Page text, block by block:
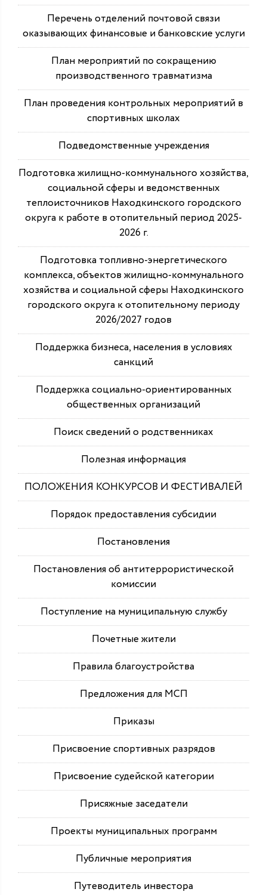
Перечень отделений почтовой связи
оказывающих финансовые и банковские услуги
План мероприятий по сокращению
производственного травматизма
План проведения контрольных мероприятий в
спортивных школах
Подведомственные учреждения
Подготовка жилищно-коммунального хозяйства,
социальной сферы и ведомственных
теплоисточников Находкинского городского
округа к работе в отопительный период 2025-
2026 г.
Подготовка топливно-энергетического
комплекса, объектов жилищно-коммунального
хозяйства и социальной сферы Находкинского
городского округа к отопительному периоду
2026/2027 годов
Поддержка бизнеса, населения в условиях
санкций
Поддержка социально-ориентированных
общественных организаций
Поиск сведений о родственниках
Полезная информация
ПОЛОЖЕНИЯ КОНКУРСОВ И ФЕСТИВАЛЕЙ
Порядок предоставления субсидии
Постановления
Постановления об антитеррористической
комиссии
Поступление на муниципальную службу
Почетные жители
Правила благоустройства
Предложения для МСП
Приказы
Присвоение спортивных разрядов
Присвоение судейской категории
Присяжные заседатели
Проекты муниципальных программ
Публичные мероприятия
Путеводитель инвестора